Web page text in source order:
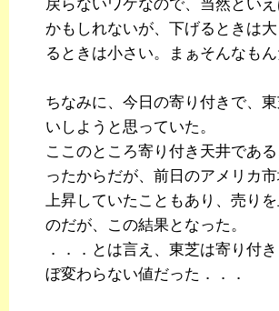
戻らないワケなので、当然とい
かもしれないが、下げるときは
るときは小さい。まぁそんなもん
ちなみに、今日の寄り付きで、
いしようと思っていた。
ここのところ寄り付き天井であ
ったからだが、前日のアメリカ市
上昇していたこともあり、売り
のだが、この結果となった。
．．．とは言え、東芝は寄り付
ぼ変わらない値だった．．．